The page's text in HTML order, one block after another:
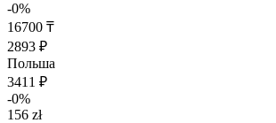
-0%
16700 ₸
2893 ₽
Польша
3411 ₽
-0%
156 zł